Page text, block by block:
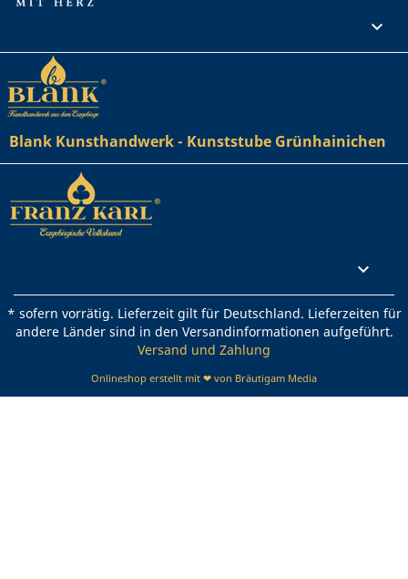

Blank Kunsthandwerk - Kunststube Grünhainichen

* sofern vorrätig. Lieferzeit gilt für Deutschland. Lieferzeiten für
andere Länder sind in den Versandinformationen aufgeführt.
Versand und Zahlung
Onlineshop erstellt mit ❤ von Bräutigam Media